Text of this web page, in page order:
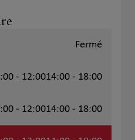
Fermé
- 12:0014:00 - 18:00
- 12:0014:00 - 18:00